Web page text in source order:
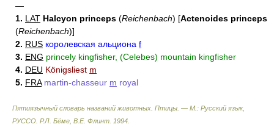
—
1. LAT Halcyon princeps (Reichenbach) [Actenoides princeps
(Reichenbach)]
2. RUS королевская альциона f
3. ENG princely kingfisher, (Celebes) mountain kingfisher
4. DEU Königsliest m
5. FRA martin-chasseur m royal
Пятиязычный словарь названий животных. Птицы. — М.: Русский язык,
РУССО Р.Л. Бёме, В.Е. Флинт 1994